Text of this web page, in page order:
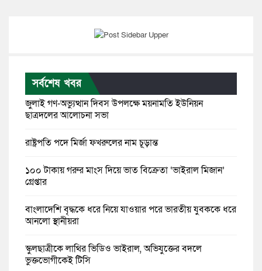
সর্বশেষ খবর
জুলাই গণ-অভ্যুত্থান দিবস উপলক্ষে ময়নামতি ইউনিয়ন
ছাত্রদলের আলোচনা সভা
রাষ্ট্রপতি পদে মির্জা ফখরুলের নাম চূড়ান্ত
১০০ টাকায় গরুর মাংস দিয়ে ভাত বিক্রেতা ‘ভাইরাল মিজান’
গ্রেপ্তার
বাংলাদেশি বৃদ্ধকে ধরে নিয়ে যাওয়ার পরে ভারতীয় যুবককে ধরে
আনলো স্থানীয়রা
স্কুলছাত্রীকে লাথির ভিডিও ভাইরাল, অভিযুক্তের বদলে
ভুক্তভোগীকেই টিসি